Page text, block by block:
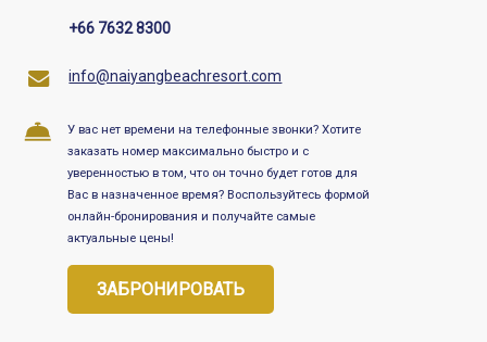
+66 7632 8300
info@naiyangbeachresort.com
У вас нет времени на телефонные звонки? Хотите
заказать номер максимально быстро и с
уверенностью в том, что он точно будет готов для
Вас в назначенное время? Воспользуйтесь формой
онлайн-бронирования и получайте самые
актуальные цены!
ЗАБРОНИРОВАТЬ